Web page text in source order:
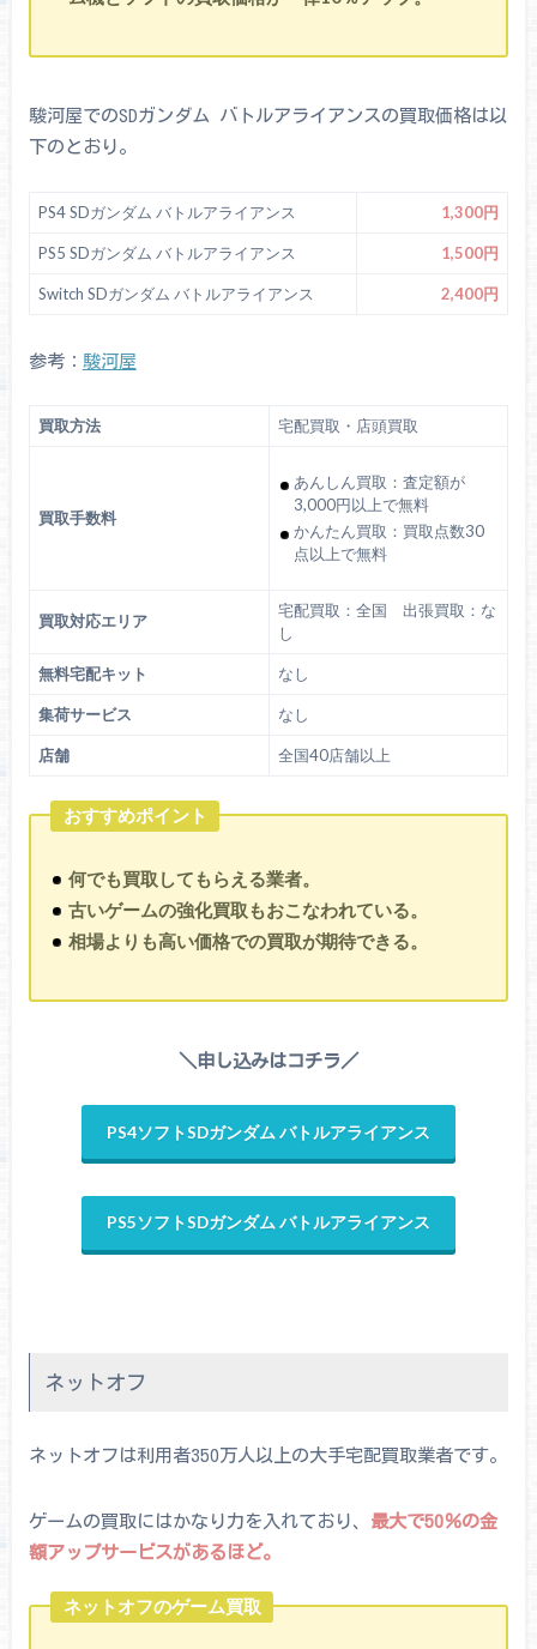
駿河屋でのSDガンダム バトルアライアンスの買取価格は以
下のとおり。
PS4 SDガンダム バトルアライアンス 1,300円
PS5 SDガンダム バトルアライアンス 1,500円
Switch SDガンダム バトルアライアンス 2,400円
参考： 駿河屋
買取方法 宅配買取・店頭買取
買取手数料
あんしん買取：査定額が
3,000円以上で無料
かんたん買取：買取点数30
点以上で無料
買取対応エリア
宅配買取：全国 出張買取：な
し
無料宅配キット なし
集荷サービス なし
店舗 全国40店舗以上
おすすめポイント
何でも買取してもらえる業者。
古いゲームの強化買取もおこなわれている。
相場よりも高い価格での買取が期待できる。
＼申し込みはコチラ／
PS4ソフトSDガンダム バトルアライアンス
PS5ソフトSDガンダム バトルアライアンス
ネットオフ
ネットオフは利用者350万人以上の大手宅配買取業者です。
ゲームの買取にはかなり力を入れており、 最大で50％の金
額アップサービスがあるほど。
ネットオフのゲーム買取